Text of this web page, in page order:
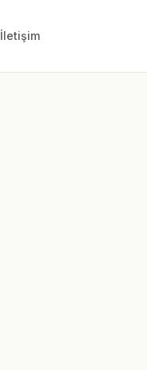
İletişim